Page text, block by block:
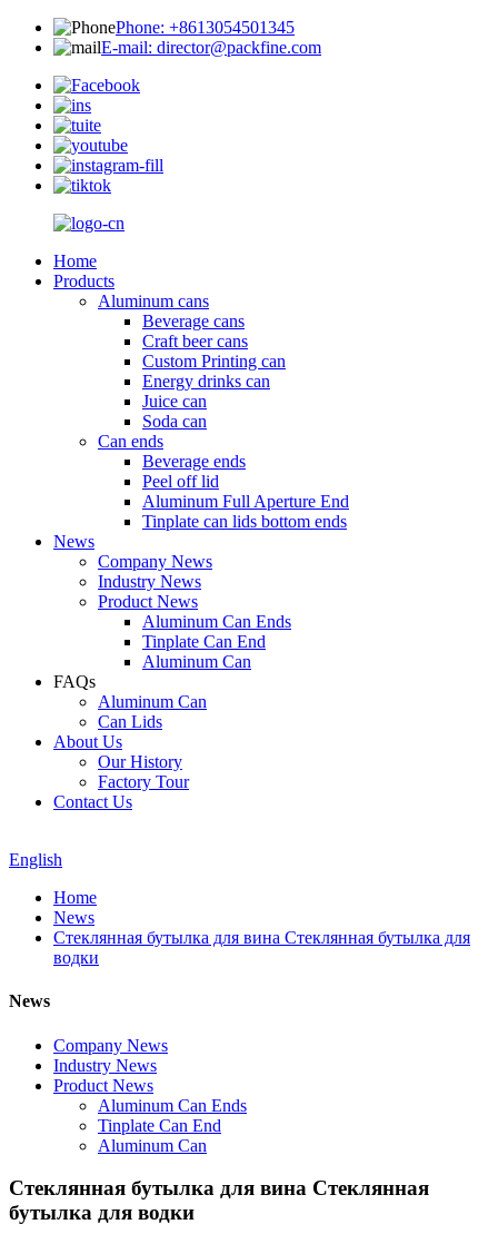
Phone: +8613054501345
E-mail: director@packfine.com
Home
Products
Aluminum cans
Beverage cans
Craft beer cans
Custom Printing can
Energy drinks can
Juice can
Soda can
Can ends
Beverage ends
Peel off lid
Aluminum Full Aperture End
Tinplate can lids bottom ends
News
Company News
Industry News
Product News
Aluminum Can Ends
Tinplate Can End
Aluminum Can
FAQs
Aluminum Can
Can Lids
About Us
Our History
Factory Tour
Contact Us
English
Home
News
Стеклянная бутылка для вина Стеклянная бутылка для
водки
News
Company News
Industry News
Product News
Aluminum Can Ends
Tinplate Can End
Aluminum Can
Стеклянная бутылка для вина Стеклянная
бутылка для водки